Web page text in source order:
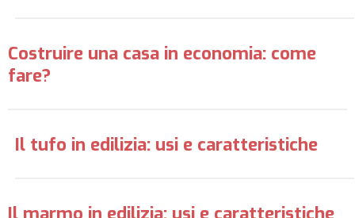
Costruire una casa in economia: come
fare?
Il tufo in edilizia: usi e caratteristiche